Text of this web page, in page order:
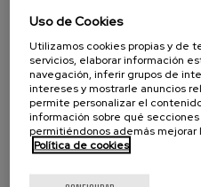
anteriormente, sin el
afectados.
Matia Instituto
Uso de Cookies
Utilizamos cookies propias y de
servicios, elaborar información
navegación, inferir grupos de
intereses y mostrarle anuncios
permite personalizar el
información sobre qué
permitiéndonos además mejorar
Política de cookies